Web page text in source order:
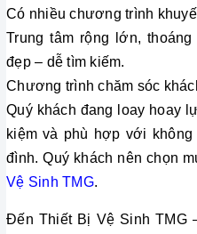
Có nhiều chương trình
Trung tâm rộng lớn,
đẹp – dễ tìm kiếm.
Chương trình chăm sóc
Quý khách đang loay hoay
kiệm và phù hợp với
đình. Quý khách nên chọn
Vệ Sinh TMG.
Đến Thiết Bị Vệ Sinh TMG